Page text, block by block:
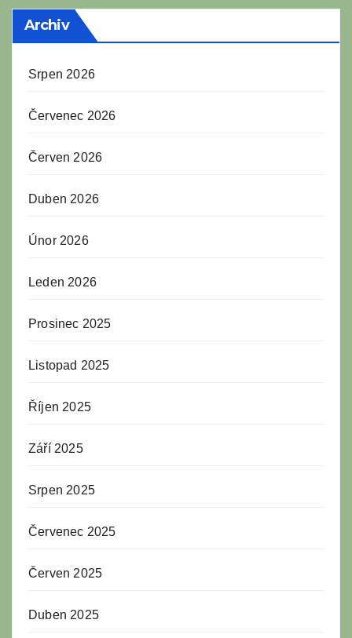
Archiv
Srpen 2026
Červenec 2026
Červen 2026
Duben 2026
Únor 2026
Leden 2026
Prosinec 2025
Listopad 2025
Říjen 2025
Září 2025
Srpen 2025
Červenec 2025
Červen 2025
Duben 2025